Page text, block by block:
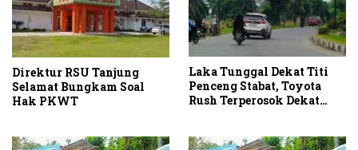
Direktur RSU Tanjung
Selamat Bungkam Soal
Hak PKWT
Laka Tunggal Dekat Titi
Penceng Stabat, Toyota
Rush Terperosok Dekat